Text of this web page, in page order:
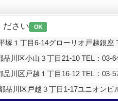
ださい OK
塚１丁目6-14グローリオ戸越銀座
品川区小山３丁目21-10 TEL：03-
品川区戸越１丁目16-12 TEL：03-
品川区戸越３丁目1-17ユニオンビ